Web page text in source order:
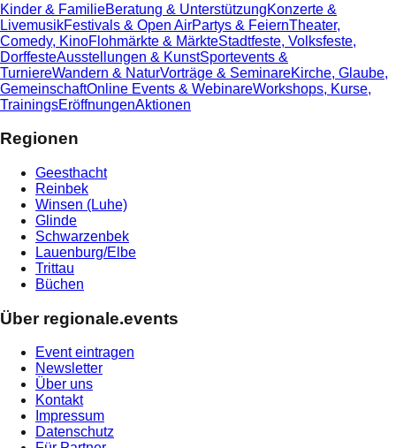
Kinder & FamilieBeratung & UnterstützungKonzerte &
LivemusikFestivals & Open AirPartys & FeiernTheater,
Comedy, KinoFlohmärkte & MärkteStadtfeste, Volksfeste,
DorffesteAusstellungen & KunstSportevents &
TurniereWandern & NaturVorträge & SeminareKirche, Glaube,
GemeinschaftOnline Events & WebinareWorkshops, Kurse,
TrainingsEröffnungenAktionen
Regionen
Geesthacht
Reinbek
Winsen (Luhe)
Glinde
Schwarzenbek
Lauenburg/Elbe
Trittau
Büchen
Über regionale.events
Event eintragen
Newsletter
Über uns
Kontakt
Impressum
Datenschutz